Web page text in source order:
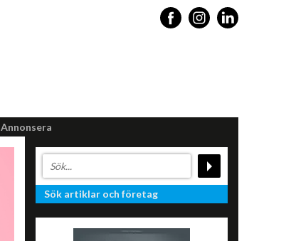
Annonsera
Sök artiklar och företag